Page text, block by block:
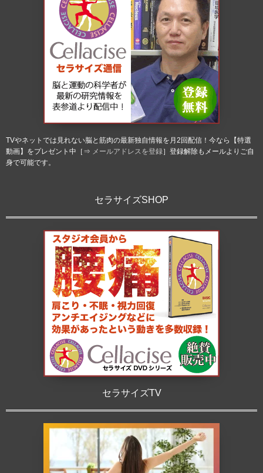
TVやネットでは見れない脳と筋肉の最新独自情報を月2回配信！今なら【特選
動画】をプレゼント中［⇒ メールアドレスを登録］登録解除もメールよりご自
身で可能です。
セラサイズSHOP
セラサイズTV